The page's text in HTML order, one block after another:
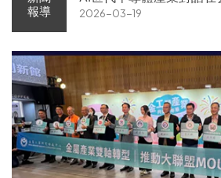
報導
家企業前進校園徵才
2026-03-19